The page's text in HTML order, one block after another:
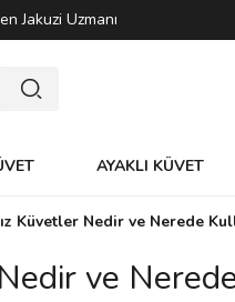
Jakuzi Uzmanı
AYAKLI KÜVET
Küvetler Nedir ve Nerede
ve